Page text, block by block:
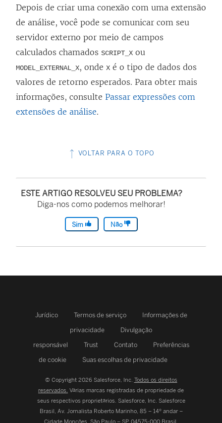
Depois de criar uma conexão com uma extensão
de análise, você pode se comunicar com seu
servidor externo por meio de campos
calculados chamados SCRIPT_X ou
MODEL_EXTERNAL_X, onde X é o tipo de dados dos
valores de retorno esperados. Para obter mais
informações, consulte Passar expressões com
extensões de análise.
VOLTAR PARA O TOPO
ESTE ARTIGO RESOLVEU SEU PROBLEMA?
Diga-nos como podemos melhorar!
Sim Não
Jurídico Termos de serviço
Informações de
privacidade
Divulgação
responsável
Trust Contato
Preferências
de cookie
Suas escolhas de privacidade
© Copyright 2026 Salesforce, Inc. Todos os direitos
reservados. Várias marcas registradas de propriedade de
seus respectivos proprietários. Salesforce, Inc. Salesforce
Brasil, Av. Jornalista Roberto Marinho, 85 – 14º andar –
Cidade Monções, São Paulo – SP, 04575-000 Brasil.